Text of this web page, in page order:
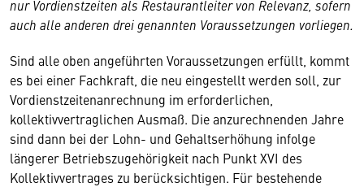
nur Vordienstzeiten als Restaurantleiter von Relevanz, sofern
auch alle anderen drei genannten Voraussetzungen vorliegen.
Sind alle oben angeführten Voraussetzungen erfüllt, kommt
es bei einer Fachkraft, die neu eingestellt werden soll, zur
Vordienstzeitenanrechnung im erforderlichen,
kollektivvertraglichen Ausmaß. Die anzurechnenden Jahre
sind dann bei der Lohn- und Gehaltserhöhung infolge
längerer Betriebszugehörigkeit nach Punkt XVI des
Kollektivvertrages zu berücksichtigen. Für bestehende